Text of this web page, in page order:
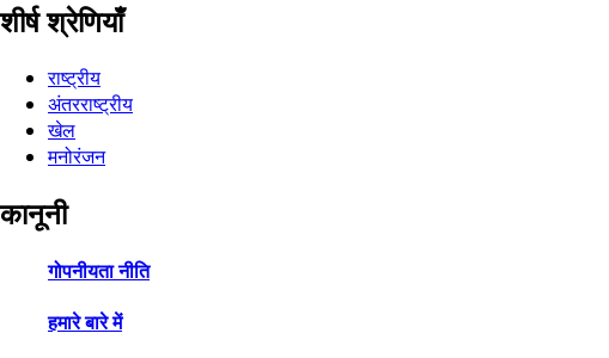
शीर्ष श्रेणियाँ
राष्ट्रीय
अंतरराष्ट्रीय
खेल
मनोरंजन
कानूनी
गोपनीयता नीति
हमारे बारे में